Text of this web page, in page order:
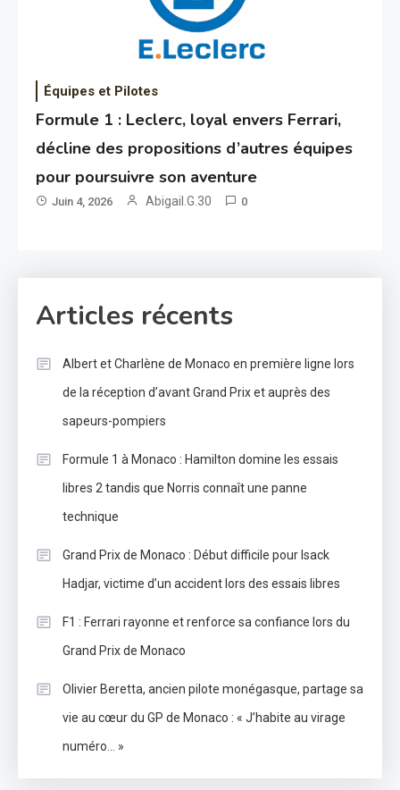
Équipes et Pilotes
Formule 1 : Leclerc, loyal envers Ferrari,
décline des propositions d’autres équipes
pour poursuivre son aventure
Juin 4, 2026 Abigail.G.30 0
Articles récents
Albert et Charlène de Monaco en première ligne lors
de la réception d’avant Grand Prix et auprès des
sapeurs-pompiers
Formule 1 à Monaco : Hamilton domine les essais
libres 2 tandis que Norris connaît une panne
technique
Grand Prix de Monaco : Début difficile pour Isack
Hadjar, victime d’un accident lors des essais libres
F1 : Ferrari rayonne et renforce sa confiance lors du
Grand Prix de Monaco
Olivier Beretta, ancien pilote monégasque, partage sa
vie au cœur du GP de Monaco : « J’habite au virage
numéro… »